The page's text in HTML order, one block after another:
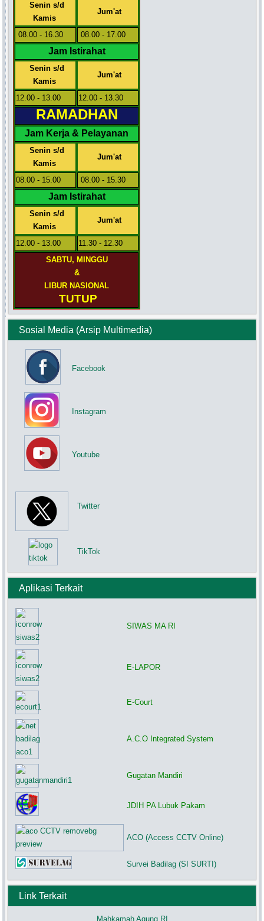
Senin s/d
Kamis
Jum'at
08.00 - 16.30 08.00 - 17.00
Jam Istirahat
Senin s/d
Kamis
Jum'at
12.00 - 13.00 12.00 - 13.30
RAMADHAN
Jam Kerja & Pelayanan
Senin s/d
Kamis
Jum'at
08.00 - 15.00 08.00 - 15.30
Jam Istirahat
Senin s/d
Kamis
Jum'at
12.00 - 13.00
11.30 - 12.30
SABTU, MINGGU
&
LIBUR NASIONAL
TUTUP
Sosial Media (Arsip Multimedia)
Facebook
Instagram
Youtube
Twitter
TikTok
Aplikasi Terkait
SIWAS MA RI
E-LAPOR
E-Court
A.C.O Integrated System
Gugatan Mandiri
JDIH PA Lubuk Pakam
ACO (Access CCTV Online)
Survei Badilag (SI SURTI)
Link Terkait
Mahkamah Agung RI